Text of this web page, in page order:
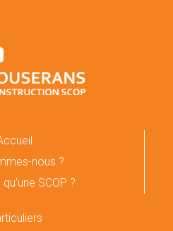
nous ?
SCOP ?